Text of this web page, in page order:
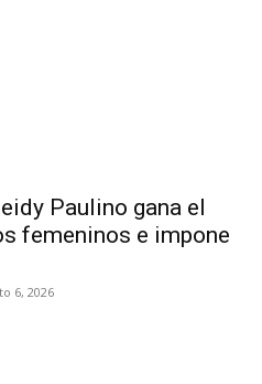
Paulino gana el
femeninos e impone
6, 2026